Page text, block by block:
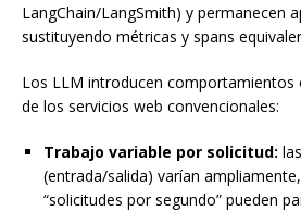
LangChain/LangSmith) y permanecen
sustituyendo métricas y spans
Los LLM introducen comportamientos
de los servicios web convencionales:
Trabajo variable por solicitud:
(entrada/salida) varían
“solicitudes por segundo” pueden